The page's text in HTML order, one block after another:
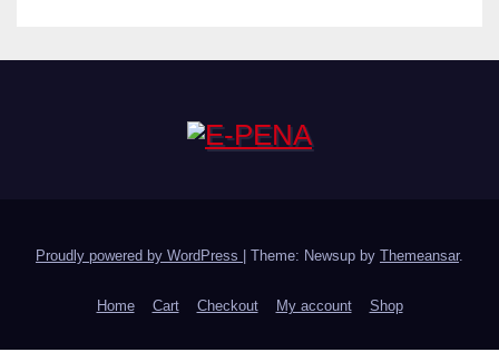
Proudly powered by WordPress Theme: Newsup by Themeansar.
Home Cart Checkout My account Shop